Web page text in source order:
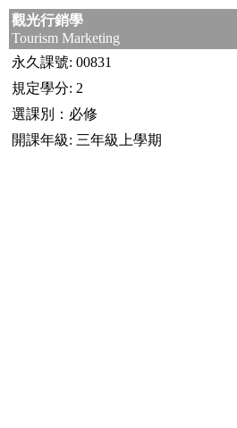
觀光行銷學
Tourism Marketing
永久課號: 00831
規定學分: 2
選課別：必修
開課年級: 三年級上學期